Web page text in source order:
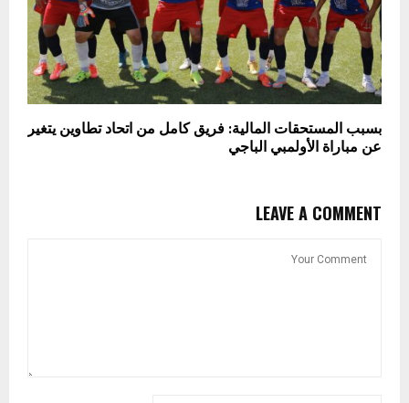
بسبب المستحقات المالية: فريق كامل من اتحاد تطاوين يتغير
عن مباراة الأولمبي الباجي
LEAVE A COMMENT